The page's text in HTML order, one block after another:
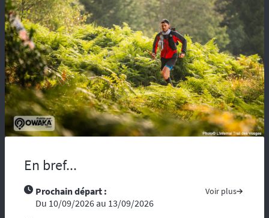
En bref...
Prochain départ : Voir plus
Du 10/09/2026 au 13/09/2026
maladie, vous risquez d’être coupés du
monde et de tous moyens de secours.
Compter sur l’assistance des autochtones
n’est pas toujours aisée …. Nous vous
recommandons de partir avec tous les
contacts administratifs et de secours
disponibles sur les pays traversés, prenez
avec vous les guides touristiques comme : «
le Guide du Routard ». Et par ces temps de
crise mondiale, consultez le site du ministère
des affaires étrangères :« Conseils aux
couverture à 100%, donc il est fortement
d’un téléphone ou d’une balise satellitaire.
L’organisation dispose d’un